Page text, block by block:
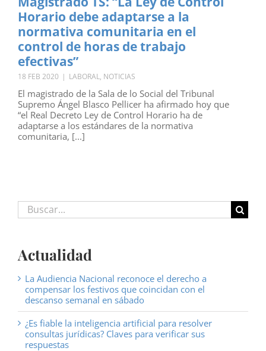
Horario debe adaptarse a la
normativa comunitaria en el
control de horas de trabajo
efectivas”
18 FEB 2020 | LABORAL, NOTICIAS
El magistrado de la Sala de lo Social del Tribunal
Supremo Ángel Blasco Pellicer ha afirmado hoy que
“el Real Decreto Ley de Control Horario ha de
adaptarse a los estándares de la normativa
comunitaria, [...]
Buscar:
Actualidad
La Audiencia Nacional reconoce el derecho a
compensar los festivos que coincidan con el
descanso semanal en sábado
¿Es fiable la inteligencia artificial para resolver
consultas jurídicas? Claves para verificar sus
respuestas